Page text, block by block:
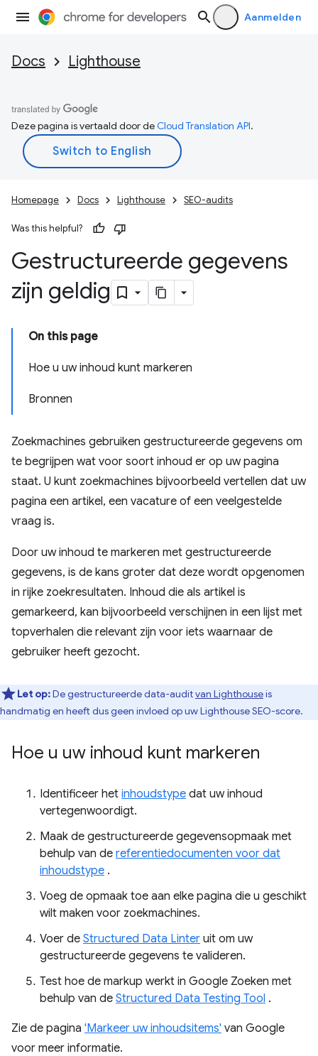
Aanmelden
Docs Lighthouse
Deze pagina is vertaald door deCloud Translation API.
Homepage Docs Lighthouse SEO-audits
Was this helpful?
Gestructureerde gegevens
zijn geldig
On this page
Hoe u uw inhoud kunt markeren
Bronnen
Zoekmachines gebruiken gestructureerde gegevens om
te begrijpen wat voor soort inhoud er op uw pagina
staat. U kunt zoekmachines bijvoorbeeld vertellen dat uw
pagina een artikel, een vacature of een veelgestelde
vraag is.
Door uw inhoud te markeren met gestructureerde
gegevens, is de kans groter dat deze wordt opgenomen
in rijke zoekresultaten. Inhoud die als artikel is
gemarkeerd, kan bijvoorbeeld verschijnen in een lijst met
topverhalen die relevant zijn voor iets waarnaar de
gebruiker heeft gezocht.
Let op:De gestructureerde data-auditvan Lighthouseis
handmatig en heeft dus geen invloed op uw Lighthouse SEO-score.
Hoe u uw inhoud kunt markeren
Identificeer het inhoudstype dat uw inhoud
vertegenwoordigt.
Maak de gestructureerde gegevensopmaak met
behulp van de referentiedocumenten voor dat
inhoudstype .
Voeg de opmaak toe aan elke pagina die u geschikt
wilt maken voor zoekmachines.
Voer de Structured Data Linter uit om uw
gestructureerde gegevens te valideren.
Test hoe de markup werkt in Google Zoeken met
behulp van de Structured Data Testing Tool .
Zie de pagina 'Markeer uw inhoudsitems' van Google
voor meer informatie.